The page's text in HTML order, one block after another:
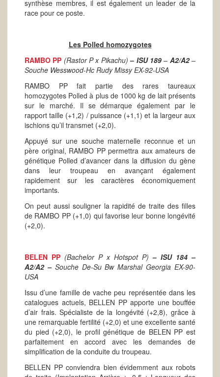
synthèse membres, il est également un leader de la
race pour ce poste.
Les Polled homozygotes
RAMBO PP (Rastor P x Pikachu) – ISU 189– A2/A2–
Souche Wesswood-Hc Rudy Missy EX-92-USA
RAMBO PP fait partie des rares taureaux
homozygotes Polled à plus de 1000 kg de lait présents
sur le marché. Il se démarque également par le
rapport taille (+1,2) / puissance (+1,1) et la largeur aux
ischions qu’il transmet (+2,0).
Appuyé sur une souche maternelle reconnue et un
père original, RAMBO PP permettra aux amateurs de
génétique Polled d’avancer dans la diffusion du gène
dans leur troupeau en avançant également
rapidement sur les caractères économiquement
importants.
On peut aussi souligner la rapidité de traite des filles
de RAMBO PP (+1,0) qui favorise leur bonne longévité
(+2,0).
BELEN PP (Bachelor P x Hotspot P) – ISU 184 –
A2/A2 –Souche De-Su Bw Marshal Georgia EX-90-
USA
Issu d’une famille de vache peu représentée dans les
catalogues actuels, BELLEN PP apporte une bouffée
d’air frais. Spécialiste de la longévité (+2,8), grâce à
une remarquable fertilité (+2,0) et une excellente santé
du pied (+2,0), le profil génétique de BELEN PP est
parfaitement en accord avec les demandes de
simplification de la conduite du troupeau.
BELLEN PP conviendra bien évidemment aux robots